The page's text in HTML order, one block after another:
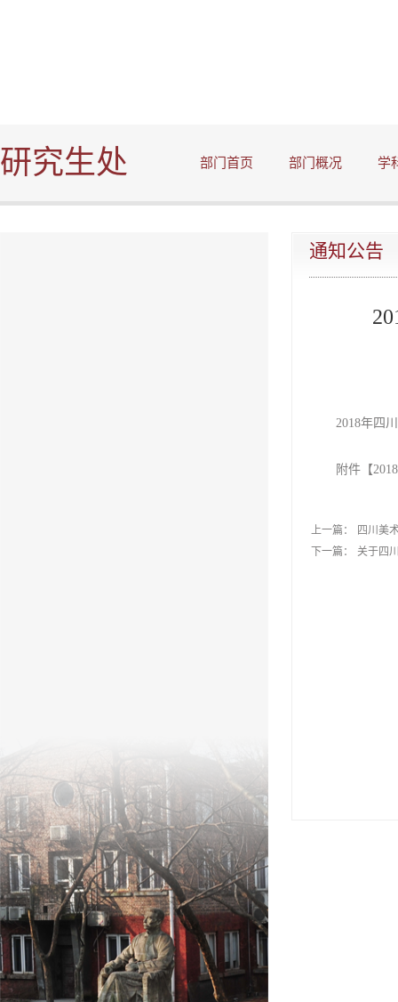
研究生处 部门首页 部门概况 学
通知公告
2018年四
附件【
上一篇：
四川美
下一篇：
关于四